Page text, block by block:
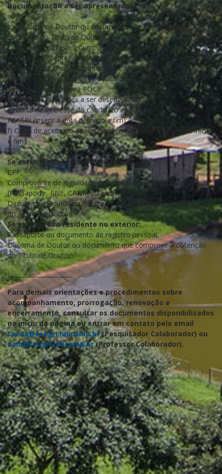
Documentação a ser apresentada:
a) RG e CPF;
b) Diploma de Doutor ou documento que comprove a
obtenção do Título de Doutor;
c) Currículo Lattes ou Curriculum Vitae, que demonstre as
atividades docentes desenvolvidas na Unicamp ou em
Instituição de Ensino Superior afins, até a data do pedido (para
PROFC) ou atividades de pesquisa desenvolvidas ou em
desenvolvimento (para PQC);
d) Plano de atividades a ser desenvolvido.
e) Carta de interesse do candidato endereçada ao Diretor da
FEAGRI (inserir a data de início e fim);
f) Carta de aceite do docente supervisor (inserir a data de início
e fim)
Se estrangeiro residente no Brasil:
CPF;
Comprovante de legalidade da permanência no Brasil
(Passaporte, RNE, CRNM ou equivalente);
Diploma de Doutor ou documento que comprove a obtenção
do Título de Doutor.
Se estrangeiro residente no exterior:
Passaporte ou documento de registro pessoal;
Diploma de Doutor ou documento que comprove a obtenção
do Título de Doutor.
______________________
Para demais orientações e procedimentos sobre
acompanhamento, prorrogação, renovação e
encerramento, consultar os documentos disponibilizados
no início da página ou entrar em contato pelo email
cpesq@feagri.unicamp.br(Pesquisador Colaborador) ou
sam@feagri.unicamp.br(Professor Colaborador).